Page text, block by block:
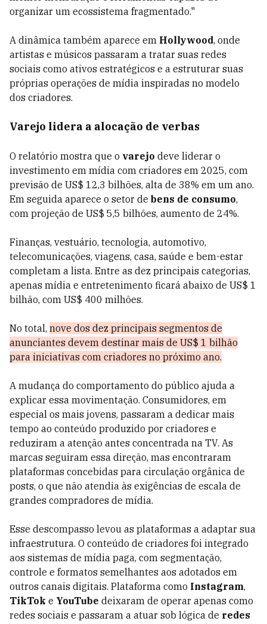
organizar um ecossistema fragmentado."
A dinâmica também aparece em Hollywood, onde
artistas e músicos passaram a tratar suas redes
sociais como ativos estratégicos e a estruturar suas
próprias operações de mídia inspiradas no modelo
dos criadores.
Varejo lidera a alocação de verbas
O relatório mostra que o varejo deve liderar o
investimento em mídia com criadores em 2025, com
previsão de US$ 12,3 bilhões, alta de 38% em um ano.
Em seguida aparece o setor de bens de consumo,
com projeção de US$ 5,5 bilhões, aumento de 24%.
Finanças, vestuário, tecnologia, automotivo,
telecomunicações, viagens, casa, saúde e bem-estar
completam a lista. Entre as dez principais categorias,
apenas mídia e entretenimento ficará abaixo de US$ 1
bilhão, com US$ 400 milhões.
No total, nove dos dez principais segmentos de
anunciantes devem destinar mais de US$ 1 bilhão
para iniciativas com criadores no próximo ano.
A mudança do comportamento do público ajuda a
explicar essa movimentação. Consumidores, em
especial os mais jovens, passaram a dedicar mais
tempo ao conteúdo produzido por criadores e
reduziram a atenção antes concentrada na TV. As
marcas seguiram essa direção, mas encontraram
plataformas concebidas para circulação orgânica de
posts, o que não atendia às exigências de escala de
grandes compradores de mídia.
Esse descompasso levou as plataformas a adaptar sua
infraestrutura. O conteúdo de criadores foi integrado
aos sistemas de mídia paga, com segmentação,
controle e formatos semelhantes aos adotados em
outros canais digitais. Plataforma como Instagram,
TikTok e YouTube deixaram de operar apenas como
redes sociais e passaram a atuar sob lógica de redes